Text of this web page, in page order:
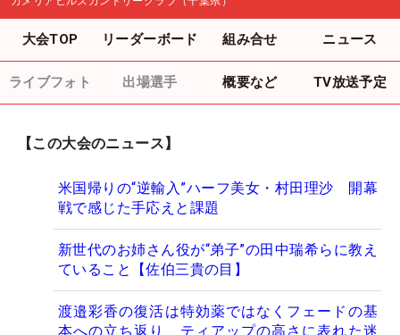
大会TOP リーダーボード 組み合せ ニュース
ライブフォト 出場選手 概要など TV放送予定
【この大会のニュース】
米国帰りの“逆輸入”ハーフ美女・村田理沙 開幕
戦で感じた手応えと課題
新世代のお姉さん役が“弟子”の田中瑞希らに教え
ていること【佐伯三貴の目】
渡邉彩香の復活は特効薬ではなくフェードの基
本への立ち返り ティアップの高さに表れた迷